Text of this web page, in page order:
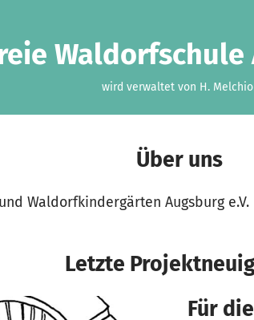
Waldorfschule
wird verwaltet von H.
Über uns
Waldorfkindergärten Augsburg e.V.
Letzte
Für